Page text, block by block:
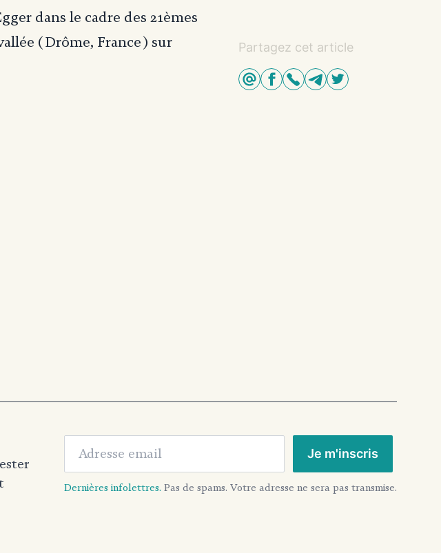
dans le cadre des 21èmes
(Drôme, France) sur
Partagez cet article
Je m'inscris
Dernières infolettres. Pas de spams. Votre adresse ne sera pas transmise.